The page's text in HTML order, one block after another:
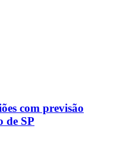
com previsão
de SP